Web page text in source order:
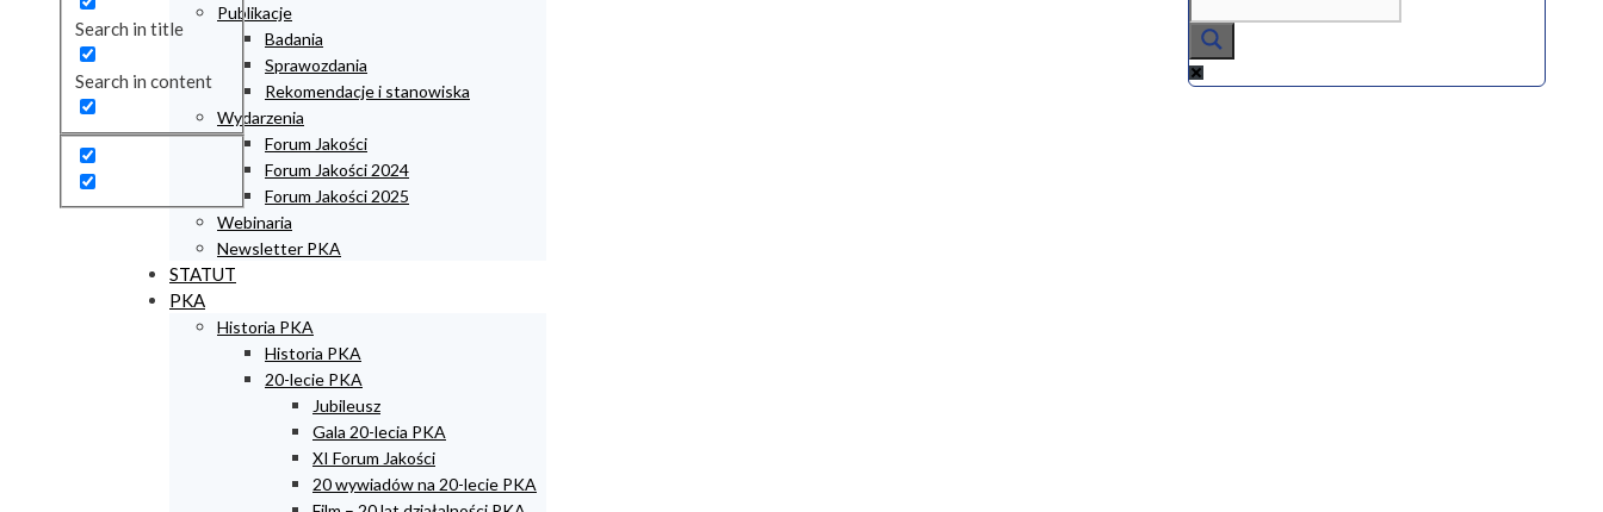
Search in title
Search in content
Publikacje
Badania
Sprawozdania
Rekomendacje i stanowiska
Wydarzenia
Forum Jakości
Forum Jakości 2024
Forum Jakości 2025
Webinaria
Newsletter PKA
STATUT
PKA
Historia PKA
Historia PKA
20-lecie PKA
Jubileusz
Gala 20-lecia PKA
XI Forum Jakości
20 wywiadów na 20-lecie PKA